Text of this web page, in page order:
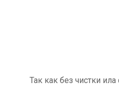
Так как без чистки